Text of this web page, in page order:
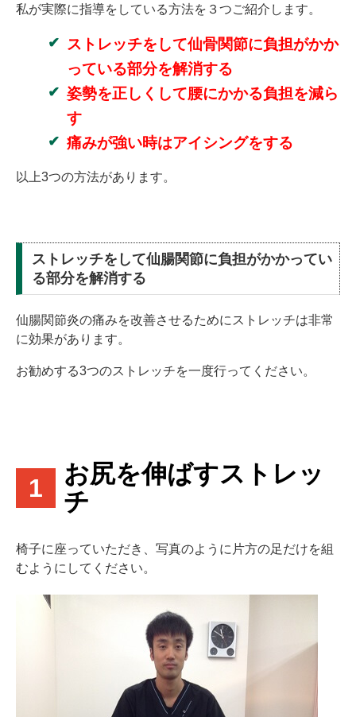
私が実際に指導をしている方法を３つご紹介します。
ストレッチをして仙骨関節に負担がかか
っている部分を解消する
姿勢を正しくして腰にかかる負担を減ら
す
痛みが強い時はアイシングをする
以上3つの方法があります。
ストレッチをして仙腸関節に負担がかかってい
る部分を解消する
仙腸関節炎の痛みを改善させるためにストレッチは非常
に効果があります。
お勧めする3つのストレッチを一度行ってください。
1
お尻を伸ばすストレッ
チ
椅子に座っていただき、写真のように片方の足だけを組
むようにしてください。